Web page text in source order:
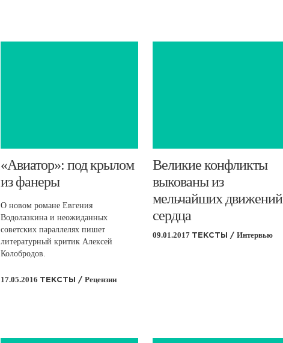
​«Авиатор»: под крылом
из фанеры
О новом романе Евгения
Водолазкина и неожиданных
советских параллелях пишет
литературный критик Алексей
Колобродов.
17.05.2016 ТЕКСТЫ / Рецензии
​Великие конфликты
выкованы из
мельчайших движений
сердца
09.01.2017 ТЕКСТЫ / Интервью